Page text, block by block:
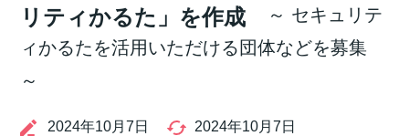
リティかるた」を作成
～ セキュリテ
ィかるたを活用いただける団体などを募集
～
2024年10月7日 2024年10月7日